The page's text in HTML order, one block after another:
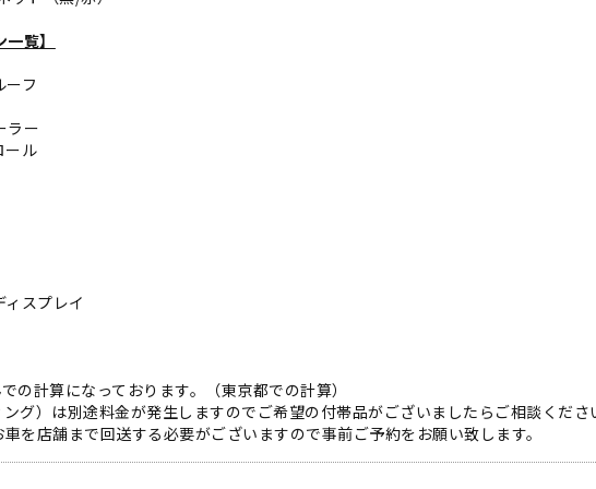
覧】
フ
ラー
ール
スプレイ
の計算になっております。（東京都での計算）
グ）は別途料金が発生しますのでご希望の付帯品がございましたらご相談くださ
を店舗まで回送する必要がございますので事前ご予約をお願い致します。